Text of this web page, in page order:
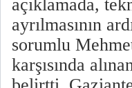
açıklamada,
ayrılmasının
sorumlu
karşısında